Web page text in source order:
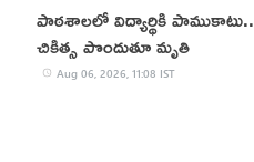
పాఠశాలలో విద్యార్థికి పాముకాటు..
చికిత్స పొందుతూ మృతి
Aug 06, 2026, 11:08 IST